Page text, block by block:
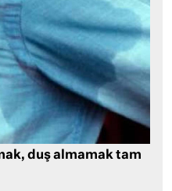
duş almamak tam